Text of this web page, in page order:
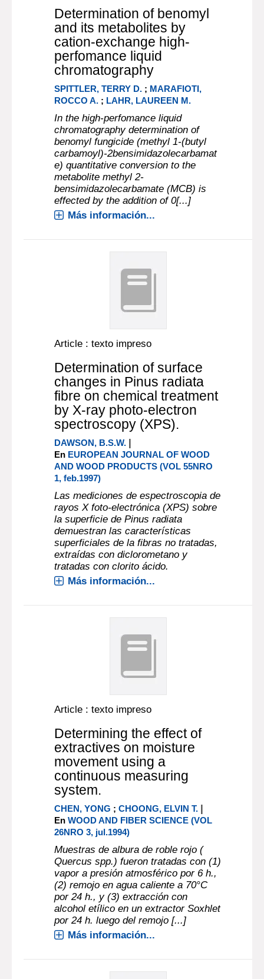
Determination of benomyl
and its metabolites by
cation-exchange high-
perfomance liquid
chromatography
SPITTLER, TERRY D. ; MARAFIOTI,
ROCCO A. ; LAHR, LAUREEN M.
In the high-perfomance liquid
chromatography determination of
benomyl fungicide (methyl 1-(butyl
carbamoyl)-2bensimidazolecarbamat
e) quantitative conversion to the
metabolite methyl 2-
bensimidazolecarbamate (MCB) is
effected by the addition of 0[...]
Más información...
Article : texto impreso
Determination of surface
changes in Pinus radiata
fibre on chemical treatment
by X-ray photo-electron
spectroscopy (XPS).
DAWSON, B.S.W. |
En EUROPEAN JOURNAL OF WOOD
AND WOOD PRODUCTS (VOL 55NRO
1, feb.1997)
Las mediciones de espectroscopia de
rayos X foto-electrónica (XPS) sobre
la superficie de Pinus radiata
demuestran las características
superficiales de la fibras no tratadas,
extraídas con diclorometano y
tratadas con clorito ácido.
Más información...
Article : texto impreso
Determining the effect of
extractives on moisture
movement using a
continuous measuring
system.
CHEN, YONG ;CHOONG, ELVIN T. |
EnWOOD AND FIBER SCIENCE (VOL
26NRO 3, jul.1994)
Muestras de albura de roble rojo (
Quercus spp.) fueron tratadas con (1)
vapor a presión atmosférico por 6 h.,
(2) remojo en agua caliente a 70°C
por 24 h., y (3) extracción con
alcohol etílico en un extractor Soxhlet
por 24 h. luego del remojo [...]
Más información...